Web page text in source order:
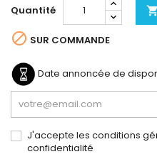
Quantité 
 SUR COMMANDE
Date annoncée de
J'accepte les conditions
confidentialité